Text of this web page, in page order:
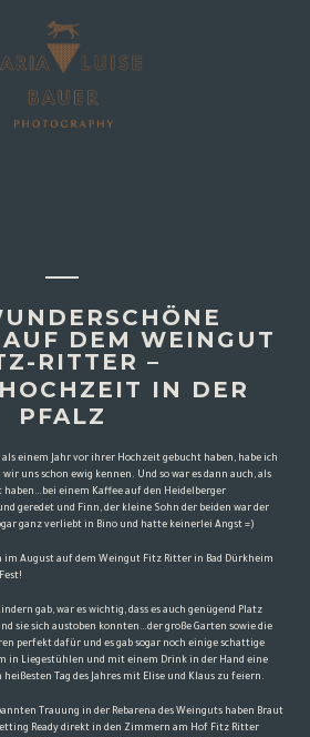
DEM WEINGUT
RITTER –
IN DER
PFALZ
einem Jahr vor ihrer Hochzeit gebucht haben, habe ich
uns schon ewig kennen. Und so war es dann auch, als
einem Kaffee auf den Heidelberger
geredet und Finn, der kleine Sohn der beiden war der
ganz verliebt in Bino und hatte keinerlei Angst =)
im August auf dem Weingut Fitz Ritter in Bad Dürkheim
gab, war es wichtig, dass es auch genügend Platz
sie sich austoben konnten…der große Garten sowie die
perfekt dafür und es gab sogar noch einige schattige
in Liegestühlen und mit einem Drink in der Hand eine
Tag des Jahres mit Elise und Klaus zu feiern.
Trauung in der Rebarena des Weinguts haben Braut
Ready direkt in den Zimmern am Hof Fitz Ritter